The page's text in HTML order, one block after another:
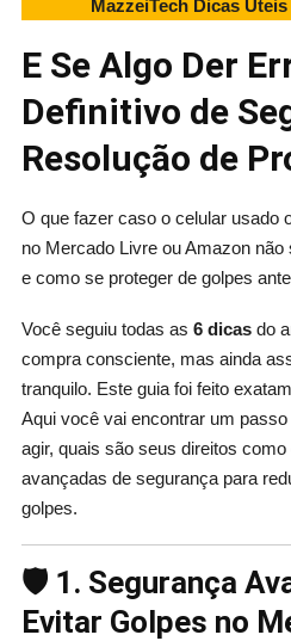
MazzeiTech Dicas
E Se Algo Der
Definitivo de
Resolução de
O que fazer caso o celular usado
no Mercado Livre ou Amazon
e como se proteger de golpes
Você seguiu todas as 6 dicasdo
compra consciente, mas ainda
tranquilo. Este guia foi feito
Aqui você vai encontrar um
agir, quais são seus direitos
avançadas de segurança para
golpes.
🛡️1. Segurança
Evitar Golpes no